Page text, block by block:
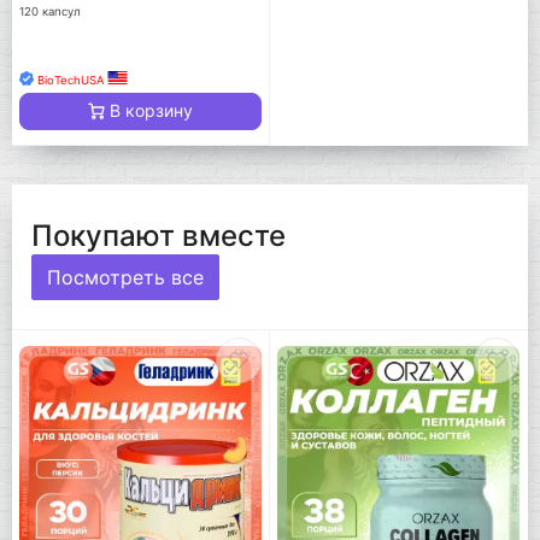
120 капсул
BioTechUSA
В корзину
Покупают вместе
Посмотреть все